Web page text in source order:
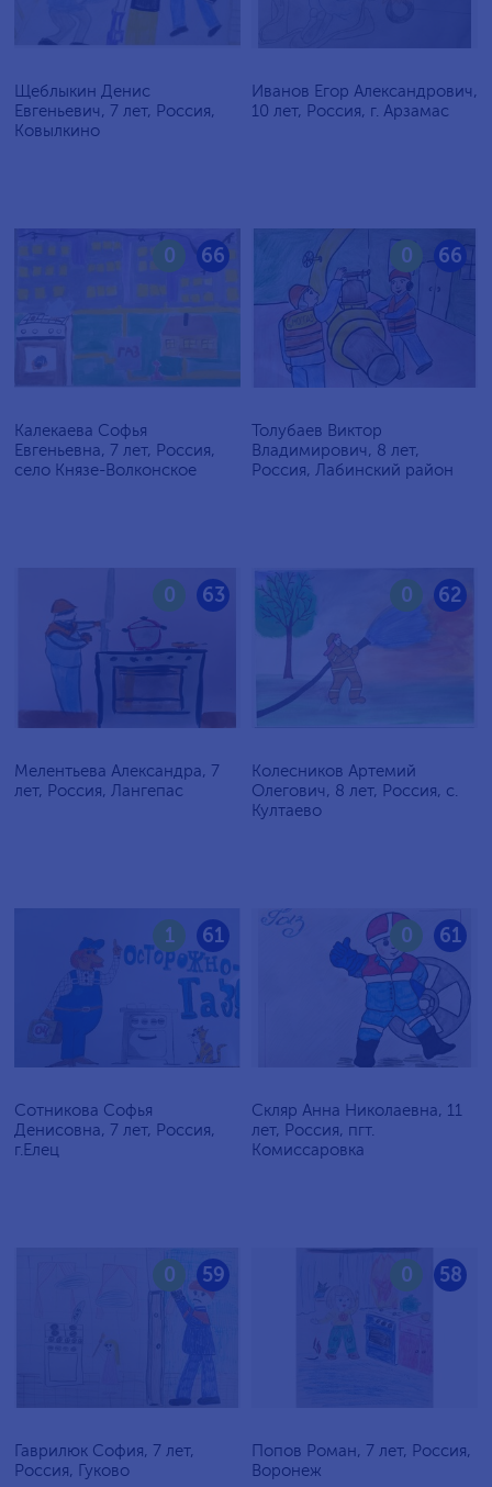
Щеблыкин Денис
Евгеньевич, 7 лет, Россия,
Ковылкино
Иванов Егор Александрович,
10 лет, Россия, г. Арзамас
66
0
Калекаева Софья
Евгеньевна, 7 лет, Россия,
село Князе-Волконское
66
0
Толубаев Виктор
Владимирович, 8 лет,
Россия, Лабинский район
63
0
Мелентьева Александра, 7
лет, Россия, Лангепас
62
0
Колесников Артемий
Олегович, 8 лет, Россия, с.
Култаево
61
1
Сотникова Софья
Денисовна, 7 лет, Россия,
г.Елец
61
0
Скляр Анна Николаевна, 11
лет, Россия, пгт.
Комиссаровка
59
0
Гаврилюк София, 7 лет,
Россия, Гуково
58
0
Попов Роман, 7 лет, Россия,
Воронеж